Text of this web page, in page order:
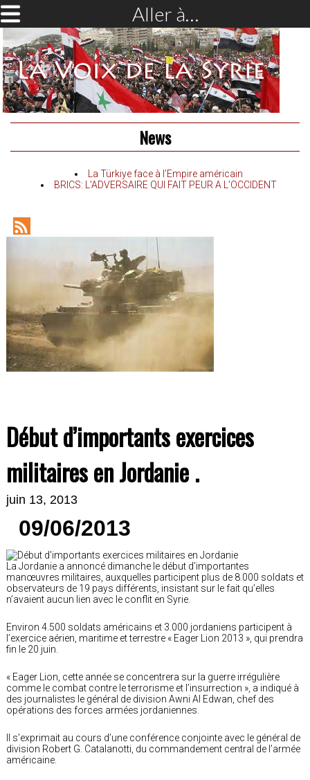
Aller à…
News
La Türkiye face à l’Empire américain
BRICS: L’ADVERSAIRE QUI FAIT PEUR A L’OCCIDENT
RSS
Début d’importants exercices
militaires en Jordanie .
juin 13, 2013
09/06/2013
La Jordanie a annoncé dimanche le début d’importantes
manœuvres militaires, auxquelles participent plus de 8.000 soldats et
observateurs de 19 pays différents, insistant sur le fait qu’elles
n’avaient aucun lien avec le conflit en Syrie.
Environ 4.500 soldats américains et 3.000 jordaniens participent à
l’exercice aérien, maritime et terrestre « Eager Lion 2013 », qui prendra
fin le 20 juin.
« Eager Lion, cette année se concentrera sur la guerre irrégulière
comme le combat contre le terrorisme et l’insurrection », a indiqué à
des journalistes le général de division Awni Al Edwan, chef des
opérations des forces armées jordaniennes.
Il s’exprimait au cours d’une conférence conjointe avec le général de
division Robert G. Catalanotti, du commandement central de l’armée
américaine.